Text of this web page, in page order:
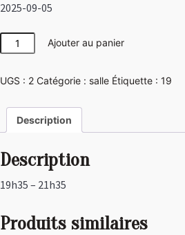
2025-09-05
quantité
de
Vegas
Ajouter au panier
UGS : 2 Catégorie : salle Étiquette : 19
Description
Description
19h35 – 21h35
Produits similaires